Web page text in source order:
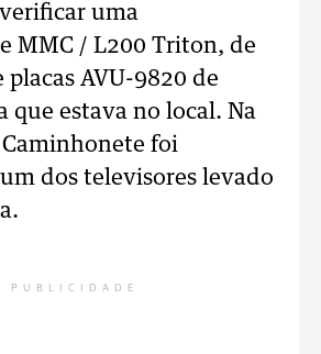
uma
MMC / L200 Triton, de
placas AVU-9820 de
que estava no local. Na
Caminhonete foi
dos televisores levado
PUBLICIDADE